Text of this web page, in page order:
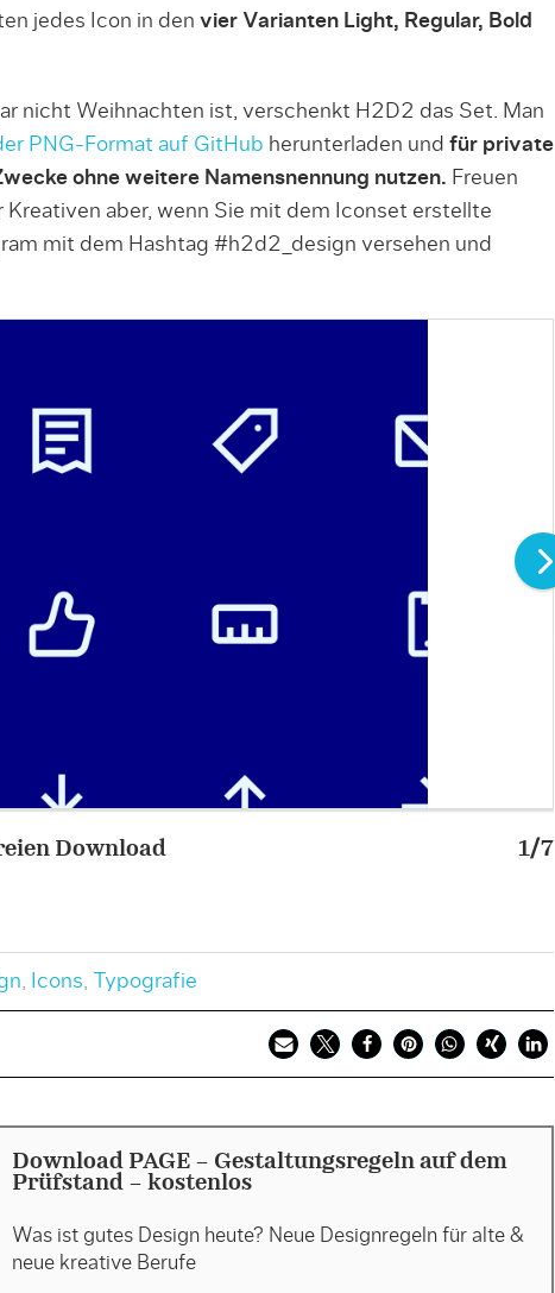
jedes Icon in den vier Varianten Light, Regular, Bold
nicht Weihnachten ist, verschenkt H2D2 das Set. Man
PNG-Format auf GitHub herunterladen und für private
ohne weitere Namensnennung nutzen. Freuen
Kreativen aber, wenn Sie mit dem Iconset erstellte
mit dem Hashtag #h2d2_design versehen und
Download 1/7
, Icons, Typografie
Download PAGE - Gestaltungsregeln auf dem
Prüfstand - kostenlos
Was ist gutes Design heute? Neue Designregeln für alte &
neue kreative Berufe